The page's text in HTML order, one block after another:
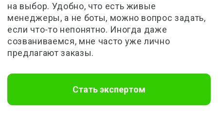
на выбор. Удобно, что есть живые
менеджеры, а не боты, можно вопрос задать,
если что-то непонятно. Иногда даже
созваниваемся, мне часто уже лично
предлагают заказы.
Стать экспертом